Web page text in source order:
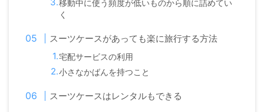
移動中に使う頻度が低いものから順に詰めてい
く
スーツケースがあっても楽に旅行する方法
宅配サービスの利用
小さなかばんを持つこと
スーツケースはレンタルもできる